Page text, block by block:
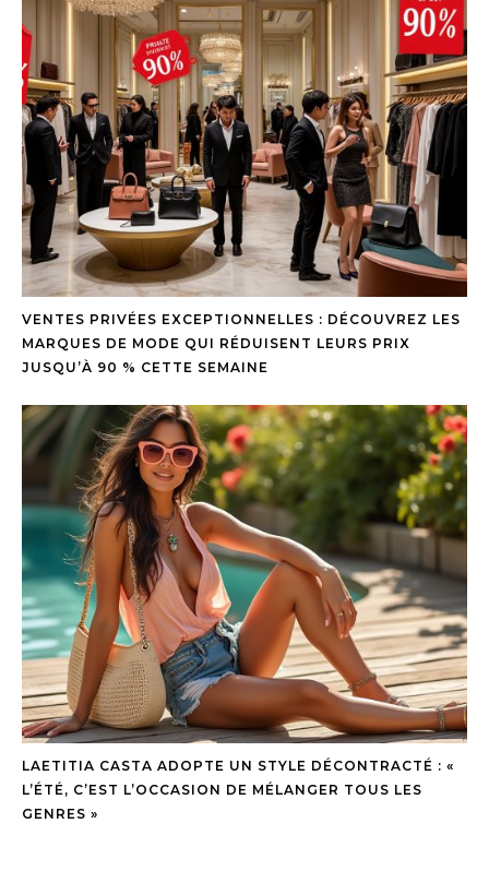
VENTES PRIVÉES EXCEPTIONNELLES : DÉCOUVREZ LES
MARQUES DE MODE QUI RÉDUISENT LEURS PRIX
JUSQU’À 90 % CETTE SEMAINE
LAETITIA CASTA ADOPTE UN STYLE DÉCONTRACTÉ : «
L’ÉTÉ, C’EST L’OCCASION DE MÉLANGER TOUS LES
GENRES »